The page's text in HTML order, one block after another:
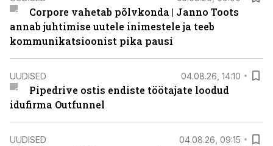
Corpore vahetab põlvkonda | Janno Toots
annab juhtimise uutele inimestele ja teeb
kommunikatsioonist pika pausi
UUDISED 04.08.26, 14:10
Pipedrive ostis endiste töötajate loodud
idufirma Outfunnel
UUDISED 04.08.26, 09:15